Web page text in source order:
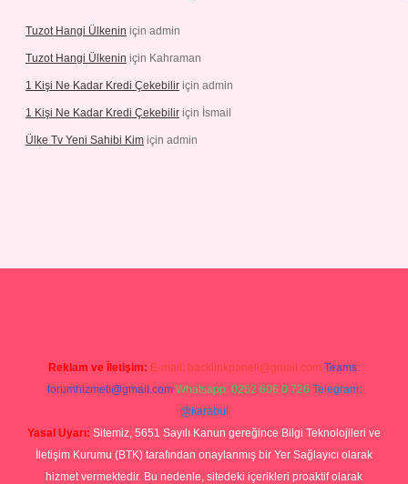
Tuzot Hangi Ülkenin için admin
Tuzot Hangi Ülkenin için Kahraman
1 Kişi Ne Kadar Kredi Çekebilir için admin
1 Kişi Ne Kadar Kredi Çekebilir için İsmail
Ülke Tv Yeni Sahibi Kim için admin
Reklam ve İletişim: E-mail: backlinkpaneli@gmail.com Teams:
forumhizmeti@gmail.com Whatsapp: 0262 606 0 726 Telegram:
@karabul
Yasal Uyarı: Sitemiz, 5651 Sayılı Kanun gereğince Bilgi Teknolojileri ve
İletişim Kurumu (BTK) tarafından onaylanmış bir Yer Sağlayıcı olarak
hizmet vermektedir. Bu nedenle, sitedeki içerikleri proaktif olarak